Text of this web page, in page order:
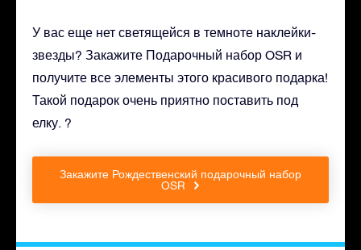
У вас еще нет светящейся в темноте наклейки-
звезды? Закажите Подарочный набор OSR и
получите все элементы этого красивого подарка!
Такой подарок очень приятно поставить под
елку. ?
Закажите Рождественский подарочный набор
OSR